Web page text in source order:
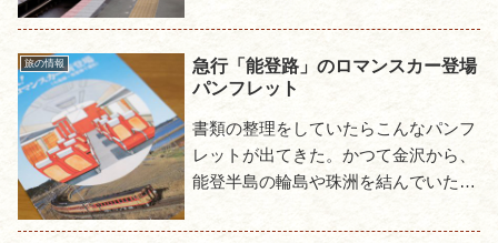
旅の情報
急行「能登路」のロマンスカー登場
パンフレット
書類の整理をしていたらこんなパンフ
レットが出てきた。かつて金沢から、
能登半島の輪島や珠洲を結んでいた急
した事を告知するものだ。国鉄がロマ